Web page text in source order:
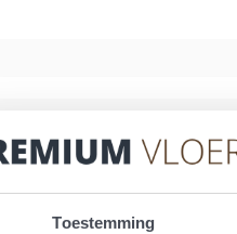
Toestemming